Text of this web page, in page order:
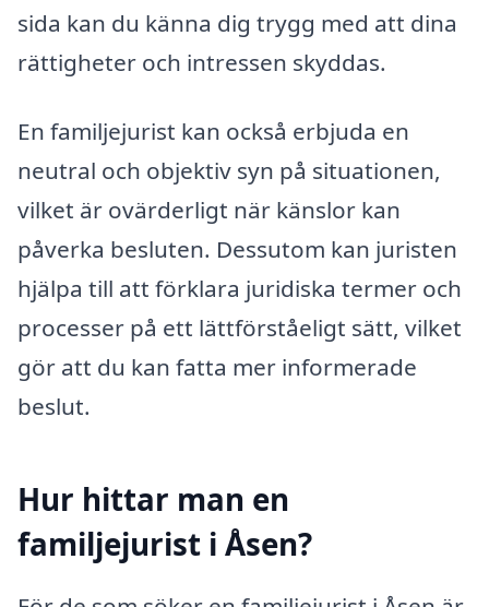
sida kan du känna dig trygg med att dina
rättigheter och intressen skyddas.
En familjejurist kan också erbjuda en
neutral och objektiv syn på situationen,
vilket är ovärderligt när känslor kan
påverka besluten. Dessutom kan juristen
hjälpa till att förklara juridiska termer och
processer på ett lättförståeligt sätt, vilket
gör att du kan fatta mer informerade
beslut.
Hur hittar man en
familjejurist i Åsen?